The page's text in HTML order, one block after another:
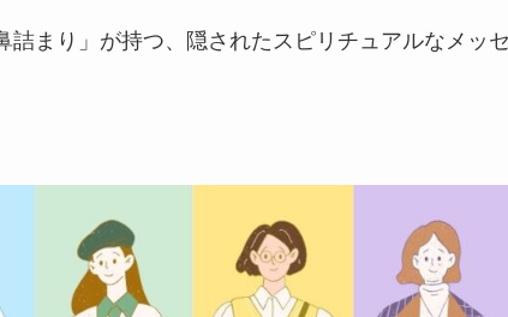
まり」が持つ、隠されたスピリチュアルなメッ